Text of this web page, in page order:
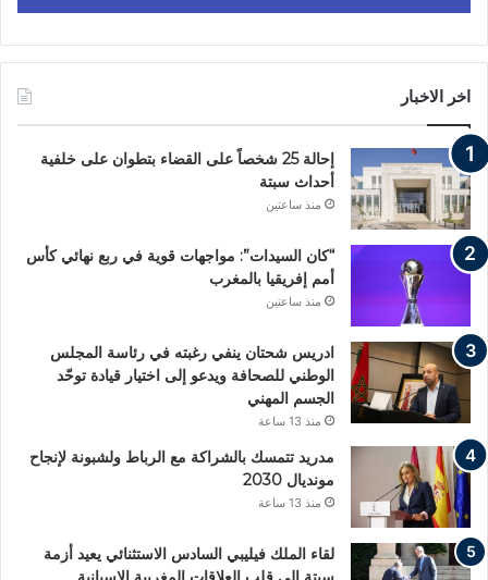
اخر الاخبار
إحالة 25 شخصاً على القضاء بتطوان على خلفية
أحداث سبتة
منذ ساعتين
“كان السيدات”: مواجهات قوية في ربع نهائي كأس
أمم إفريقيا بالمغرب
منذ ساعتين
ادريس شحتان ينفي رغبته في رئاسة المجلس
الوطني للصحافة ويدعو إلى اختيار قيادة توحّد
الجسم المهني
منذ 13 ساعة
مدريد تتمسك بالشراكة مع الرباط ولشبونة لإنجاح
مونديال 2030
منذ 13 ساعة
لقاء الملك فيليبي السادس الاستثنائي يعيد أزمة